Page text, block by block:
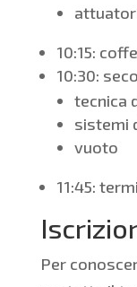
10:15:
10:30:
tecnica
sistemi
vuoto
11:45:
Per